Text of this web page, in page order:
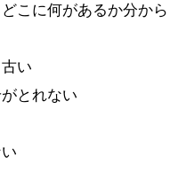
こに何があるか分から
い
とれない